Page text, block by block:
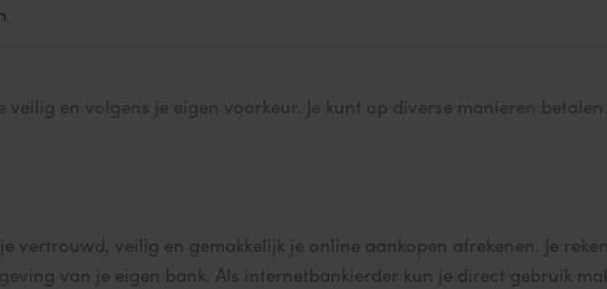
veilig en volgens je eigen voorkeur. Je kunt op diverse manieren betalen.
vertrouwd, veilig en gemakkelijk je online aankopen afrekenen. Je
van je eigen bank. Als internetbankierder kun je direct gebruik